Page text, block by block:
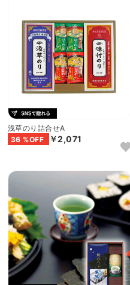
浅草のり詰合せA
36 %OFF
￥2,071